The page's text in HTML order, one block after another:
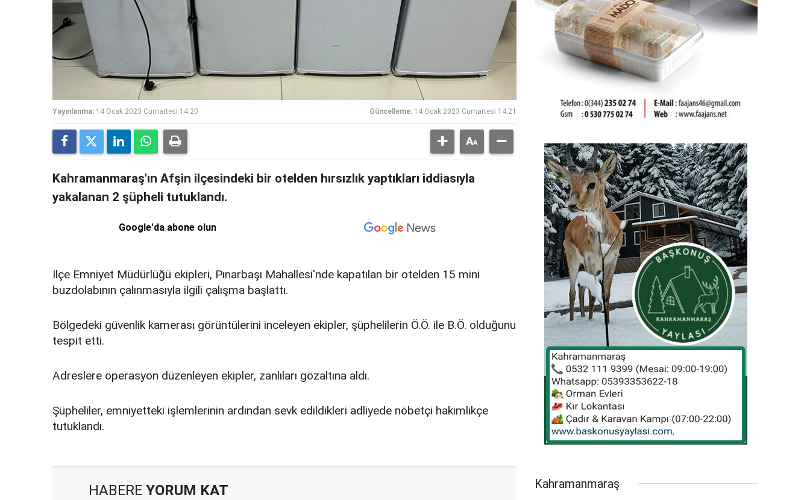
Yayınlanma: 14 Ocak 2023 Cumartesi 14:20 Güncelleme: 14 Ocak 2023 Cumartesi 14:21
Kahramanmaraş'ın Afşin ilçesindeki bir otelden hırsızlık yaptıkları iddiasıyla
yakalanan 2 şüpheli tutuklandı.
Google'da abone olun
İlçe Emniyet Müdürlüğü ekipleri, Pınarbaşı Mahallesi'nde kapatılan bir otelden 15 mini
buzdolabının çalınmasıyla ilgili çalışma başlattı.
Bölgedeki güvenlik kamerası görüntülerini inceleyen ekipler, şüphelilerin Ö.Ö. ile B.Ö. olduğunu
tespit etti.
Adreslere operasyon düzenleyen ekipler, zanlıları gözaltına aldı.
Şüpheliler, emniyetteki işlemlerinin ardından sevk edildikleri adliyede nöbetçi hakimlikçe
tutuklandı.
HABERE YORUM KAT Kahramanmaraş